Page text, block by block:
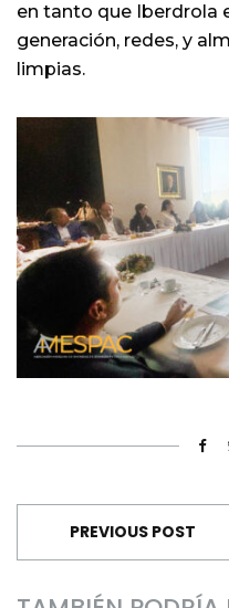
en tanto que Iberdrola
generación, redes, y
limpias.
PREVIOUS POST